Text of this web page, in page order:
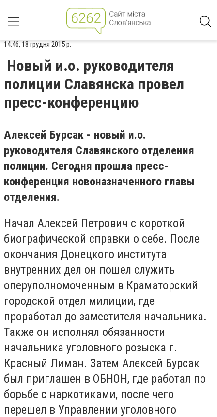
14:46, 18 грудня 2015 р.
Новый и.о. руководителя
полиции Славянска провел
пресс-конференцию
Алексей Бурсак - новый и.о.
руководителя Славянского отделения
полиции. Сегодня прошла пресс-
конференция новоназначенного главы
отделения.
Начал Алексей Петрович с короткой
биографической справки о себе. После
окончания Донецкого института
внутренних дел он пошел служить
оперуполномоченным в Краматорский
городской отдел милиции, где
проработал до заместителя начальника.
Также он исполнял обязанности
начальника уголовного розыска г.
Красный Лиман. Затем Алексей Бурсак
был приглашен в ОБНОН, где работал по
борьбе с наркотиками, после чего
перешел в Управлении уголовного